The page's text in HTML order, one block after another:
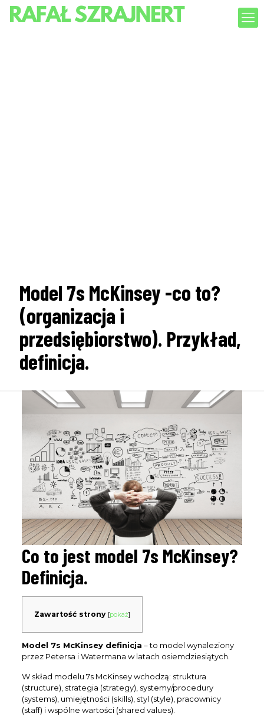
Model 7s McKinsey -co to?
(organizacja i
przedsiębiorstwo). Przykład,
definicja.
Co to jest model 7s McKinsey?
Definicja.
Zawartość strony [pokaż]
Model 7s McKinsey definicja – to model wynaleziony
przez Petersa i Watermana w latach osiemdziesiątych.
W skład modelu 7s McKinsey wchodzą: struktura
(structure), strategia (strategy), systemy/procedury
(systems), umiejętności (skills), styl (style), pracownicy
(staff) i wspólne wartości (shared values).